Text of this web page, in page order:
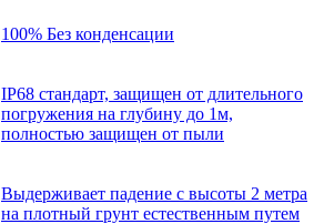
100% Без конденсации
IP68 стандарт, защищен от длительного
погружения на глубину до 1м,
полностью защищен от пыли
Выдерживает падение с высоты 2 метра
на плотный грунт естественным путем